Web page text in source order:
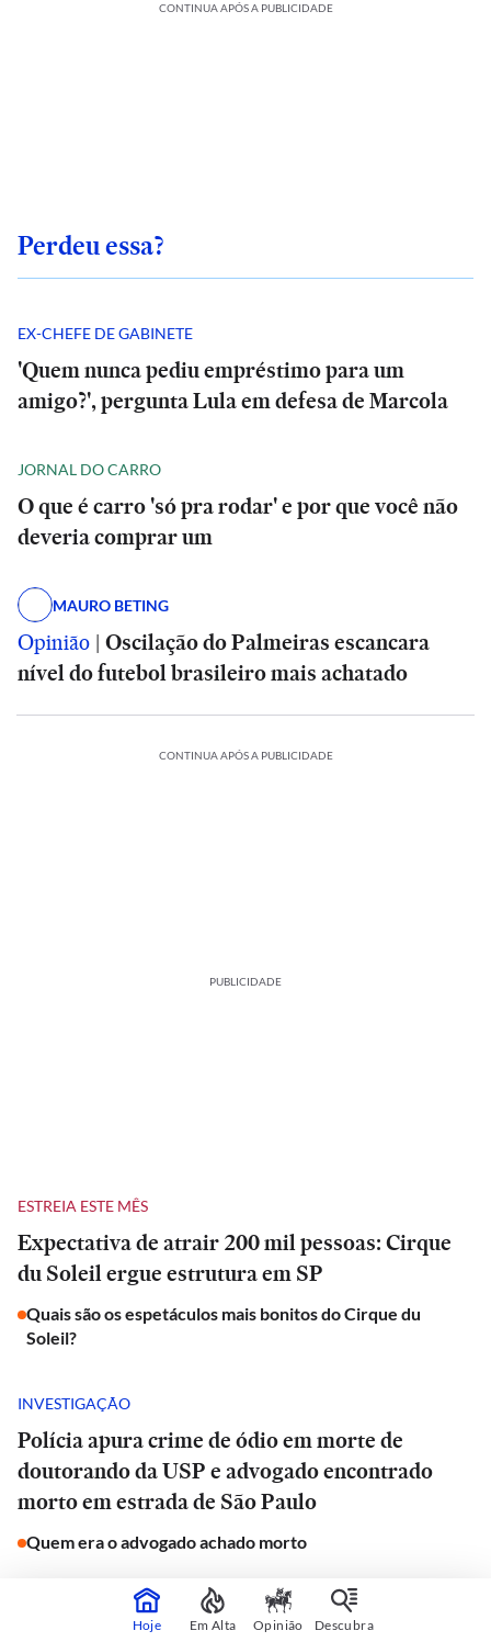
CONTINUA APÓS A PUBLICIDADE
Perdeu essa?
EX-CHEFE DE GABINETE
'Quem nunca pediu empréstimo para um
amigo?', pergunta Lula em defesa de Marcola
JORNAL DO CARRO
O que é carro 'só pra rodar' e por que você não
deveria comprar um
MAURO BETING
Opinião | Oscilação do Palmeiras escancara
nível do futebol brasileiro mais achatado
CONTINUA APÓS A PUBLICIDADE
PUBLICIDADE
ESTREIA ESTE MÊS
Expectativa de atrair 200 mil pessoas: Cirque
du Soleil ergue estrutura em SP
Quais são os espetáculos mais bonitos do Cirque du
Soleil?
INVESTIGAÇÃO
Polícia apura crime de ódio em morte de
doutorando da USP e advogado encontrado
morto em estrada de São Paulo
Quem era o advogado achado morto
JORNAL DO CARRO
Hoje Em Alta Opinião Descubra